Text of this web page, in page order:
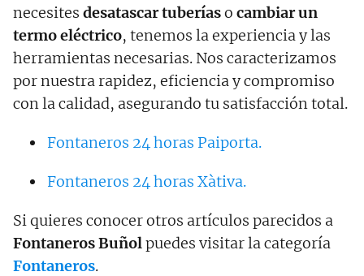
necesites desatascar tuberíaso cambiar un
termo eléctrico, tenemos la experiencia y las
herramientas necesarias. Nos caracterizamos
por nuestra rapidez, eficiencia y compromiso
con la calidad, asegurando tu satisfacción total.
Fontaneros 24 horas Paiporta.
Fontaneros 24 horas Xàtiva.
Si quieres conocer otros artículos parecidos a
Fontaneros Buñolpuedes visitar la categoría
Fontaneros.